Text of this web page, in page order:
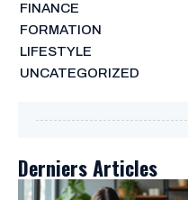
FINANCE
FORMATION
LIFESTYLE
UNCATEGORIZED
Derniers Articles